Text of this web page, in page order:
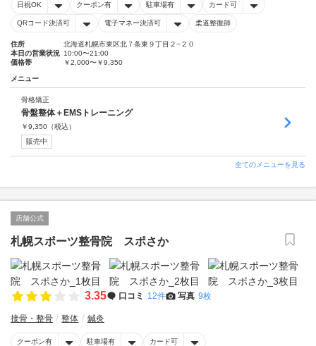
日祝OK クーポン有 駐車場有 カード可
QRコード決済可 電子マネー決済可 柔道整復師
住所
北海道札幌市東区北７条東９丁目２−２０
本日の営業状況 10:00〜21:00
価格帯
￥2,000〜￥9,350
メニュー
骨格矯正
骨盤整体＋EMSトレーニング
￥9,350 （税込）
販売中
全てのメニューを見る
店舗公式
札幌スポーツ整骨院 スポさか
3.35 口コミ 12件 写真 9枚
接骨・整骨 整体 鍼灸
クーポン有 駐車場有 カード可